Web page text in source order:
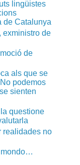
lingüistes
de Catalunya
exministro de
de
als que se
podemos
sienten
la questione
realidades no
mondo…